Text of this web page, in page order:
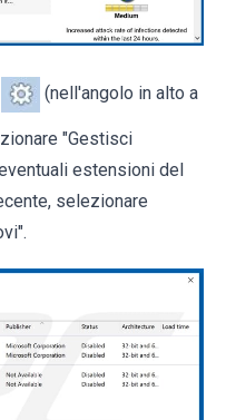
(nell'angolo in alto a
"Gestisci
estensioni del
selezionare